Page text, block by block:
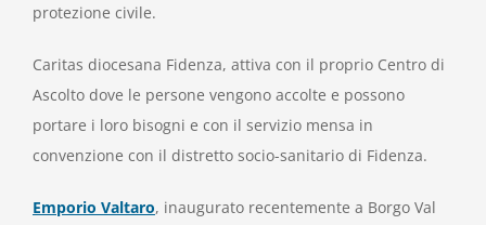
protezione civile.
Caritas diocesana Fidenza, attiva con il proprio Centro di
Ascolto dove le persone vengono accolte e possono
portare i loro bisogni e con il servizio mensa in
convenzione con il distretto socio-sanitario di Fidenza.
Emporio Valtaro, inaugurato recentemente a Borgo Val